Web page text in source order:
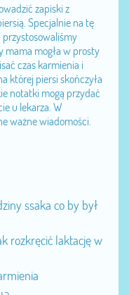
zapiski z
Specjalnie na tę
przystosowaliśmy
mama mogła w prosty
czas karmienia i
której piersi skończyła
notatki mogą przydać
u lekarza. W
ważne wiadomości.
ssaka co by był
rozkręcić laktację w